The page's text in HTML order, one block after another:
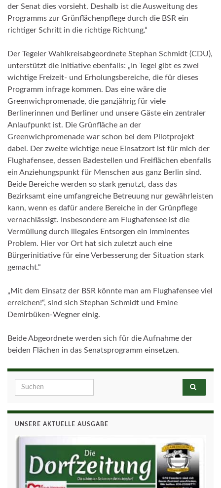
der Senat dies vorsieht. Deshalb ist die Ausweitung des
Programms zur Grünflächenpflege durch die BSR ein
richtiger Schritt in die richtige Richtung.“
Der Tegeler Wahlkreisabgeordnete Stephan Schmidt (CDU),
unterstützt die Initiative ebenfalls: „In Tegel gibt es zwei
wichtige Freizeit- und Erholungsbereiche, die für dieses
Programm infrage kommen. Das eine wäre die
Greenwichpromenade, die ganzjährig für viele
Berlinerinnen und Berliner und unsere Gäste ein zentraler
Anlaufpunkt ist. Die Grünfläche an der
Greenwichpromenade war schon bei dem Pilotprojekt
dabei. Der zweite wichtige neue Einsatzort ist für mich der
Flughafensee, dessen Badestellen und Freiflächen ebenfalls
ein Anziehungspunkt für Menschen aus ganz Berlin sind.
Beide Bereiche werden so stark genutzt, dass das
Bezirksamt eine umfangreiche Betreuung nur gewährleisten
kann, wenn es dafür andere Bereiche in der Grünpflege
vernachlässigt. Insbesondere am Flughafensee ist die
Vermüllung durch illegales Entsorgen ein imminentes
Problem. Hier vor Ort hat sich zuletzt auch eine
Bürgerinitiative für eine Verbesserung der Situation stark
gemacht.“
„Mit dem Einsatz der BSR könnte man am Flughafensee viel
erreichen!“, sind sich Stephan Schmidt und Emine
Demirbüken-Wegner einig.
Beide Abgeordnete werden sich für die Aufnahme der
beiden Flächen in das Senatsprogramm einsetzen.
Search for:
UNSERE AKTUELLE AUSGABE